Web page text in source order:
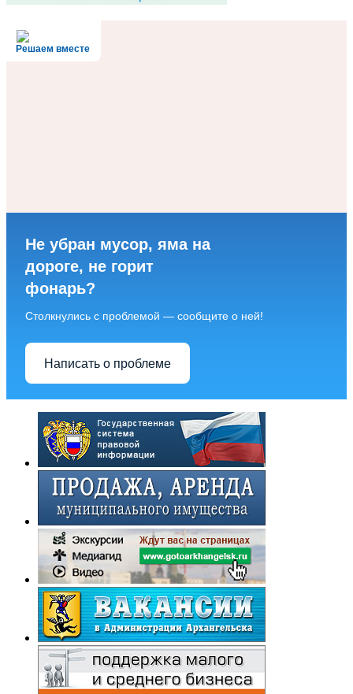
Решаем вместе
Не убран мусор, яма на
дороге, не горит
фонарь?
Столкнулись с проблемой — сообщите о ней!
Написать о проблеме